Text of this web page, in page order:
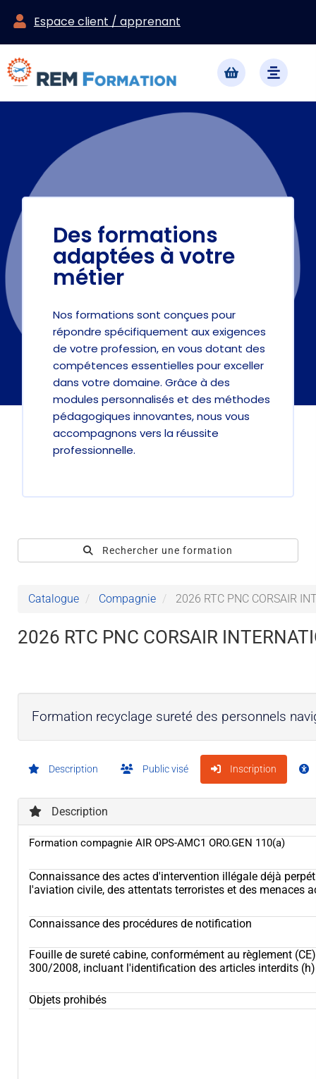
Espace client / apprenant
Des formations
adaptées à votre
métier
Nos formations sont conçues pour
répondre spécifiquement aux exigences
de votre profession, en vous dotant des
compétences essentielles pour exceller
dans votre domaine. Grâce à des
modules personnalisés et des méthodes
pédagogiques innovantes, nous vous
accompagnons vers la réussite
professionnelle.
Rechercher une formation
Catalogue Compagnie 2026 RTC PNC CORSAIR
2026 RTC PNC CORSAIR
Formation recyclage sureté des personnels
Description Public visé Inscription
Description
Formation compagnie AIR OPS-AMC1 ORO.GEN 110(a)
Connaissance des actes d'intervention illégale déjà
l'aviation civile, des attentats terroristes et des menaces
Connaissance des procédures de notification
Fouille de sureté cabine, conformément au règlement
300/2008, incluant l'identification des articles interdits (h)
Objets prohibés